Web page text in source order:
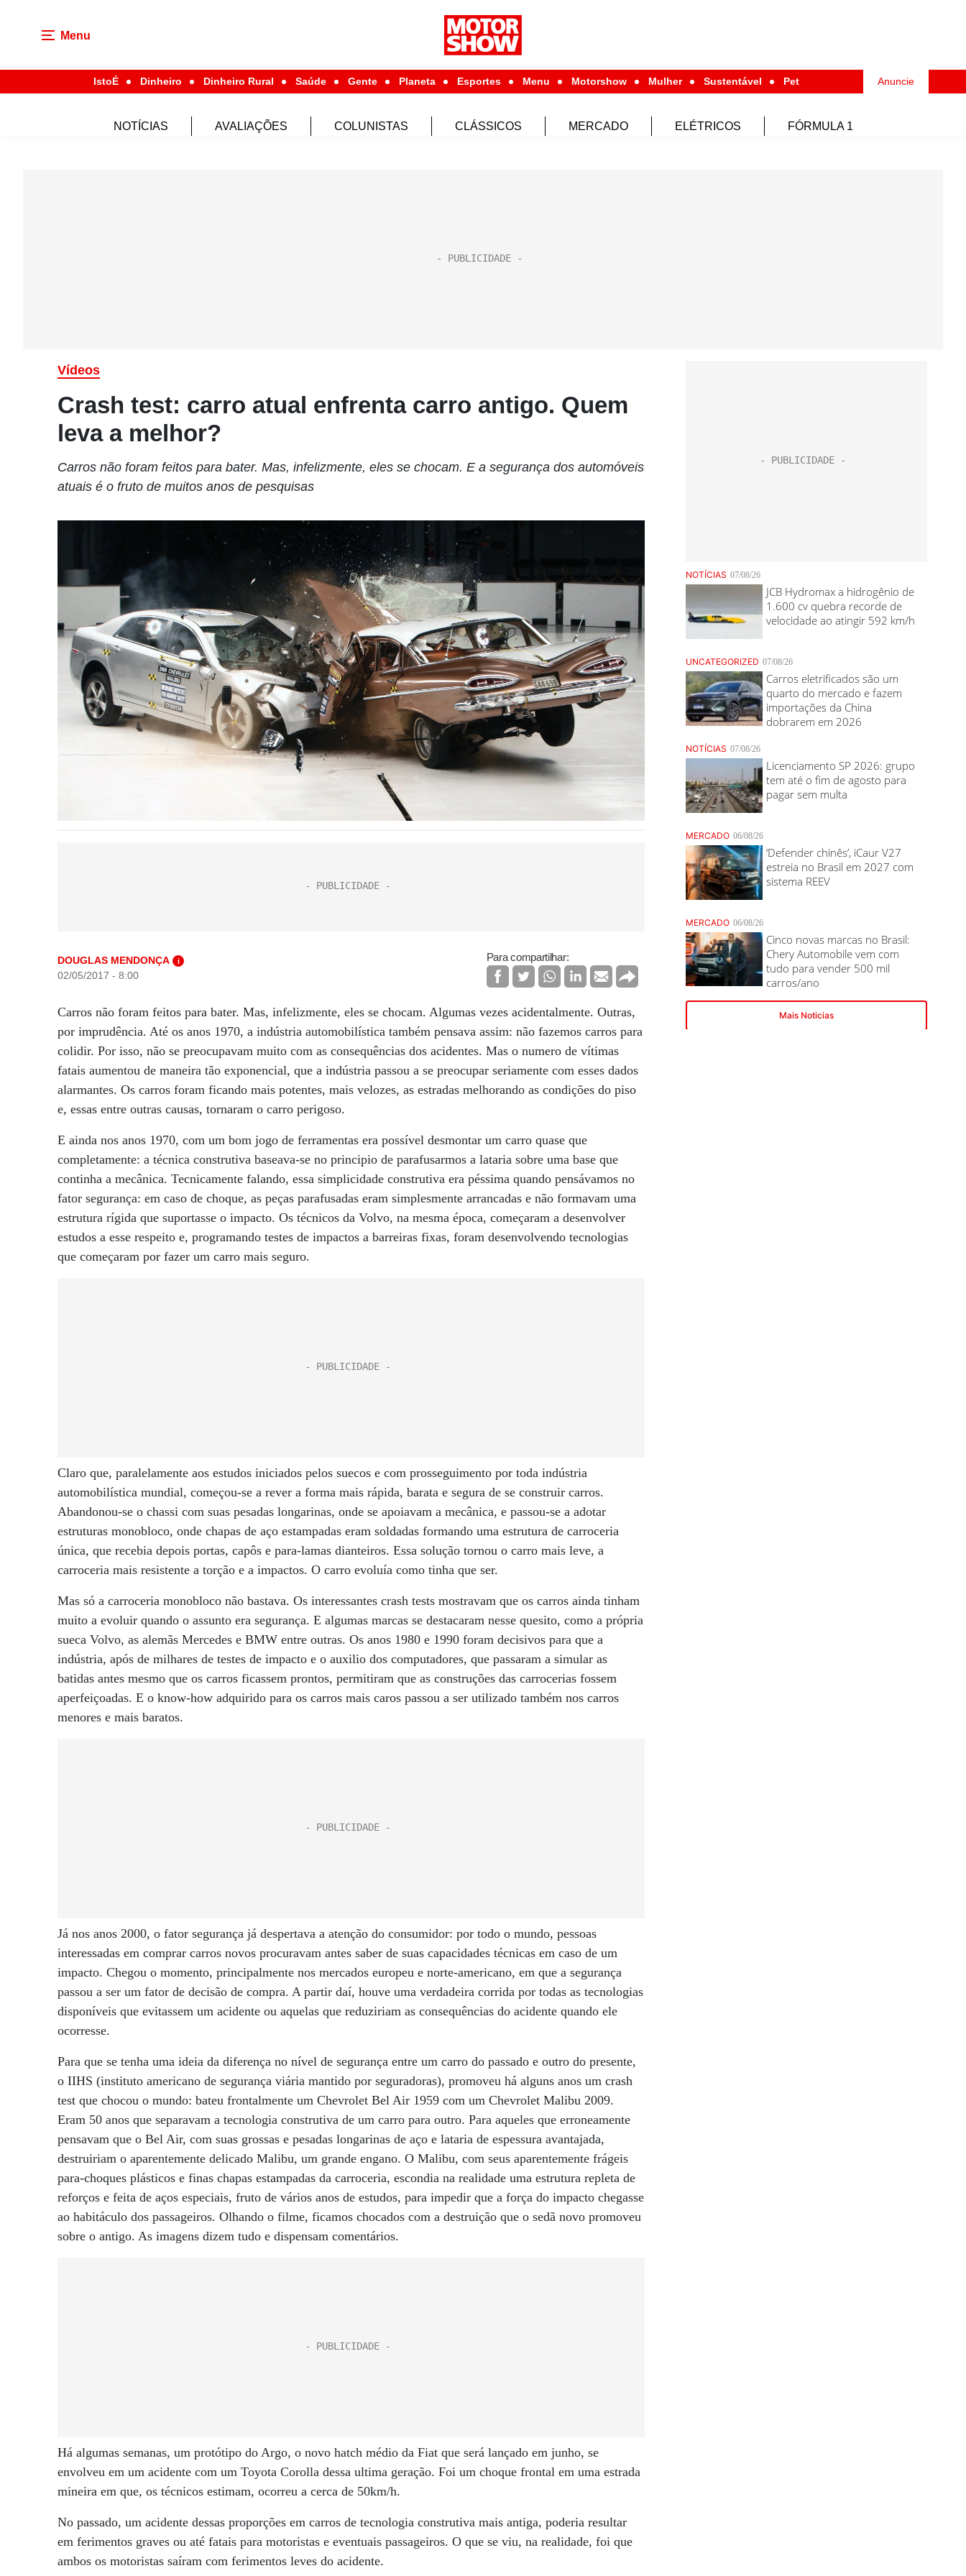
Menu
IstoÉ Dinheiro Dinheiro Rural Saúde Gente Planeta Esportes Menu Motorshow Mulher Sustentável Pet Anuncie
NOTÍCIAS AVALIAÇÕES COLUNISTAS CLÁSSICOS MERCADO ELÉTRICOS FÓRMULA 1
Vídeos
Crash test: carro atual enfrenta carro antigo. Quem
leva a melhor?
Carros não foram feitos para bater. Mas, infelizmente, eles se chocam. E a segurança dos automóveis
atuais é o fruto de muitos anos de pesquisas
DOUGLAS MENDONÇA i
02/05/2017 - 8:00
Para compartilhar:
Carros não foram feitos para bater. Mas, infelizmente, eles se chocam. Algumas vezes acidentalmente. Outras,
por imprudência. Até os anos 1970, a indústria automobilística também pensava assim: não fazemos carros para
colidir. Por isso, não se preocupavam muito com as consequências dos acidentes. Mas o numero de vítimas
fatais aumentou de maneira tão exponencial, que a indústria passou a se preocupar seriamente com esses dados
alarmantes. Os carros foram ficando mais potentes, mais velozes, as estradas melhorando as condições do piso
e, essas entre outras causas, tornaram o carro perigoso.
E ainda nos anos 1970, com um bom jogo de ferramentas era possível desmontar um carro quase que
completamente: a técnica construtiva baseava-se no principio de parafusarmos a lataria sobre uma base que
continha a mecânica. Tecnicamente falando, essa simplicidade construtiva era péssima quando pensávamos no
fator segurança: em caso de choque, as peças parafusadas eram simplesmente arrancadas e não formavam uma
estrutura rígida que suportasse o impacto. Os técnicos da Volvo, na mesma época, começaram a desenvolver
estudos a esse respeito e, programando testes de impactos a barreiras fixas, foram desenvolvendo tecnologias
que começaram por fazer um carro mais seguro.
Claro que, paralelamente aos estudos iniciados pelos suecos e com prosseguimento por toda indústria
automobilística mundial, começou-se a rever a forma mais rápida, barata e segura de se construir carros.
Abandonou-se o chassi com suas pesadas longarinas, onde se apoiavam a mecânica, e passou-se a adotar
estruturas monobloco, onde chapas de aço estampadas eram soldadas formando uma estrutura de carroceria
única, que recebia depois portas, capôs e para-lamas dianteiros. Essa solução tornou o carro mais leve, a
carroceria mais resistente a torção e a impactos. O carro evoluía como tinha que ser.
Mas só a carroceria monobloco não bastava. Os interessantes crash tests mostravam que os carros ainda tinham
muito a evoluir quando o assunto era segurança. E algumas marcas se destacaram nesse quesito, como a própria
sueca Volvo, as alemãs Mercedes e BMW entre outras. Os anos 1980 e 1990 foram decisivos para que a
indústria, após de milhares de testes de impacto e o auxilio dos computadores, que passaram a simular as
batidas antes mesmo que os carros ficassem prontos, permitiram que as construções das carrocerias fossem
aperfeiçoadas. E o know-how adquirido para os carros mais caros passou a ser utilizado também nos carros
menores e mais baratos.
Já nos anos 2000, o fator segurança já despertava a atenção do consumidor: por todo o mundo, pessoas
interessadas em comprar carros novos procuravam antes saber de suas capacidades técnicas em caso de um
impacto. Chegou o momento, principalmente nos mercados europeu e norte-americano, em que a segurança
passou a ser um fator de decisão de compra. A partir daí, houve uma verdadeira corrida por todas as tecnologias
disponíveis que evitassem um acidente ou aquelas que reduziriam as consequências do acidente quando ele
ocorresse.
Para que se tenha uma ideia da diferença no nível de segurança entre um carro do passado e outro do presente,
o IIHS (instituto americano de segurança viária mantido por seguradoras), promoveu há alguns anos um crash
test que chocou o mundo: bateu frontalmente um Chevrolet Bel Air 1959 com um Chevrolet Malibu 2009.
Eram 50 anos que separavam a tecnologia construtiva de um carro para outro. Para aqueles que erroneamente
pensavam que o Bel Air, com suas grossas e pesadas longarinas de aço e lataria de espessura avantajada,
destruiriam o aparentemente delicado Malibu, um grande engano. O Malibu, com seus aparentemente frágeis
para-choques plásticos e finas chapas estampadas da carroceria, escondia na realidade uma estrutura repleta de
reforços e feita de aços especiais, fruto de vários anos de estudos, para impedir que a força do impacto chegasse
ao habitáculo dos passageiros. Olhando o filme, ficamos chocados com a destruição que o sedã novo promoveu
sobre o antigo. As imagens dizem tudo e dispensam comentários.
Há algumas semanas, um protótipo do Argo, o novo hatch médio da Fiat que será lançado em junho, se
envolveu em um acidente com um Toyota Corolla dessa ultima geração. Foi um choque frontal em uma estrada
mineira em que, os técnicos estimam, ocorreu a cerca de 50km/h.
No passado, um acidente dessas proporções em carros de tecnologia construtiva mais antiga, poderia resultar
em ferimentos graves ou até fatais para motoristas e eventuais passageiros. O que se viu, na realidade, foi que
ambos os motoristas saíram com ferimentos leves do acidente.